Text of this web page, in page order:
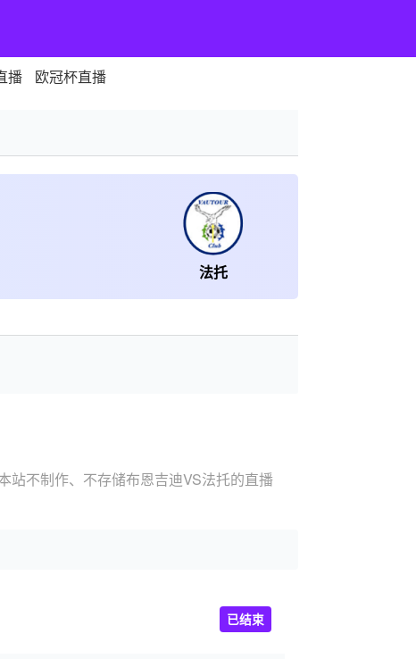
播 欧冠杯直播
法托
站不制作、不存储布恩吉迪VS法托的直播
已结束